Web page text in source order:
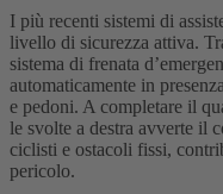
I più recenti sistemi di
livello di sicurezza attiva.
sistema di frenata
automaticamente in
e pedoni. A completare il
le svolte a destra avverte il
ciclisti e ostacoli fissi,
pericolo.